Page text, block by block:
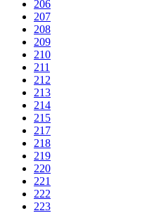
206
207
208
209
210
211
212
213
214
215
217
218
219
220
221
222
223